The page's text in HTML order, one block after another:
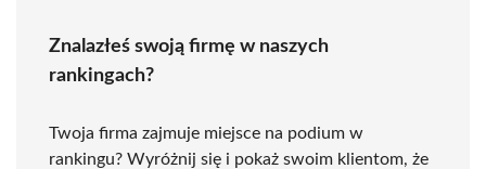
Znalazłeś swoją firmę w naszych
rankingach?
Twoja firma zajmuje miejsce na podium w
rankingu? Wyróżnij się i pokaż swoim klientom, że